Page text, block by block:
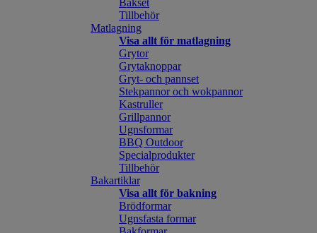
Bakset
Tillbehör
Matlagning
Visa allt för matlagning
Grytor
Grytaknoppar
Gryt- och pannset
Stekpannor och wokpannor
Kastruller
Grillpannor
Ugnsformar
BBQ Outdoor
Specialprodukter
Tillbehör
Bakartiklar
Visa allt för bakning
Brödformar
Ugnsfasta formar